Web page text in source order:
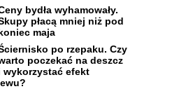
bydła wyhamowały.
płacą mniej niż pod
maja
po rzepaku. Czy
poczekać na deszcz
wykorzystać efekt